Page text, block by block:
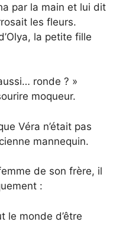
par la main et lui dit
les fleurs.
la petite fille
ronde ? »
moqueur.
Véra n’était pas
mannequin.
de son frère, il
:
le monde d’être